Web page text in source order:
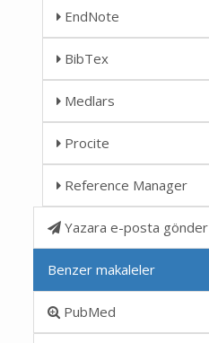
EndNote
BibTex
Medlars
Procite
Reference Manager
Yazara e-posta gönder
Benzer makaleler
PubMed